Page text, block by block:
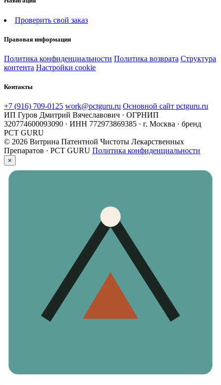
Проверить свой заказ
Правовая информация
Политика конфиденциальности Политика возврата Структура
контента Настройки cookie
Контакты
+7 (916) 709-0125 work@pctguru.ru Основной сайт pctguru.ru
ИП Гуров Дмитрий Вячеславович · ОГРНИП
320774600093090 · ИНН 772973869385 · г. Москва · бренд
PCT GURU
© 2026 Витрина Патентной Чистоты Лекарственных
Препаратов · PCT GURU Политика конфиденциальности
×